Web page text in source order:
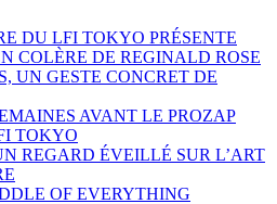
DU LFI TOKYO PRÉSENTE
COLÈRE DE REGINALD ROSE
UN GESTE CONCRET DE
AVANT LE PROZAP
TOKYO
REGARD ÉVEILLÉ SUR L’ART
OF EVERYTHING